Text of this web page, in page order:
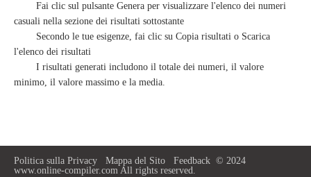
Fai clic sul pulsante Genera per visualizzare l'elenco dei numeri
casuali nella sezione dei risultati sottostante
Secondo le tue esigenze, fai clic su Copia risultati o Scarica
l'elenco dei risultati
I risultati generati includono il totale dei numeri, il valore
minimo, il valore massimo e la media.
Politica sulla Privacy Mappa del Sito Feedback © 2024
www.online-compiler.com All rights reserved.